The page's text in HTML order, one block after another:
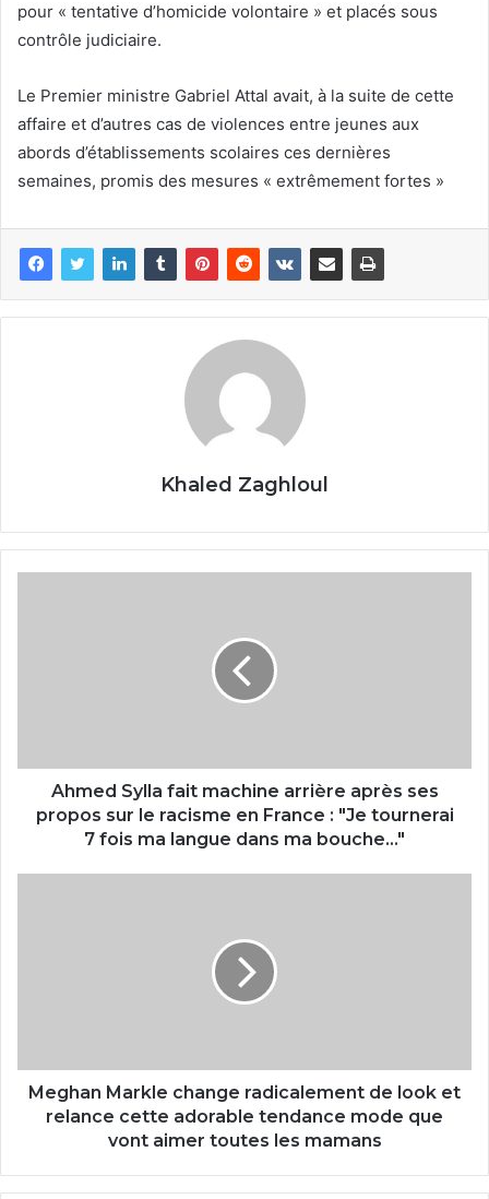
pour « tentative d’homicide volontaire » et placés sous
contrôle judiciaire.
Le Premier ministre Gabriel Attal avait, à la suite de cette
affaire et d’autres cas de violences entre jeunes aux
abords d’établissements scolaires ces dernières
semaines, promis des mesures « extrêmement fortes »
Khaled Zaghloul
Ahmed Sylla fait machine arrière après ses
propos sur le racisme en France : "Je tournerai
7 fois ma langue dans ma bouche..."
Meghan Markle change radicalement de look et
relance cette adorable tendance mode que
vont aimer toutes les mamans